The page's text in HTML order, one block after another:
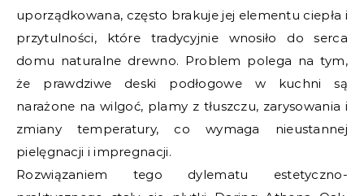
uporządkowana, często brakuje jej elementu ciepła i
przytulności, które tradycyjnie wnosiło do serca
domu naturalne drewno. Problem polega na tym,
że prawdziwe deski podłogowe w kuchni są
narażone na wilgoć, plamy z tłuszczu, zarysowania i
zmiany temperatury, co wymaga nieustannej
pielęgnacji i impregnacji.
Rozwiązaniem tego dylematu estetyczno-